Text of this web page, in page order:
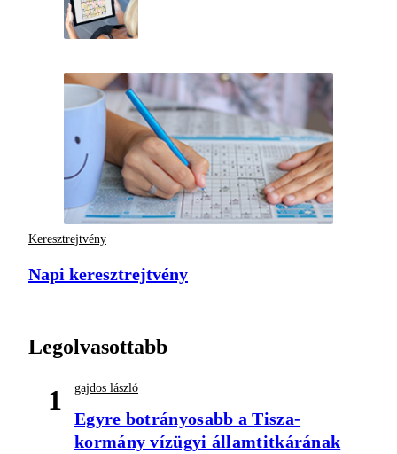
Keresztrejtvény
Napi keresztrejtvény
Legolvasottabb
1 gajdos lászló
Egyre botrányosabb a Tisza-
kormány vízügyi államtitkárának